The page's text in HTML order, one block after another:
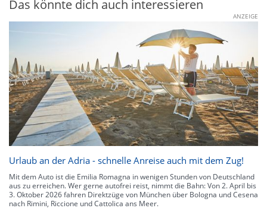
Das könnte dich auch interessieren
ANZEIGE
Urlaub an der Adria - schnelle Anreise auch mit dem Zug!
Mit dem Auto ist die Emilia Romagna in wenigen Stunden von Deutschland
aus zu erreichen. Wer gerne autofrei reist, nimmt die Bahn: Von 2. April bis
3. Oktober 2026 fahren Direktzüge von München über Bologna und Cesena
nach Rimini, Riccione und Cattolica ans Meer.